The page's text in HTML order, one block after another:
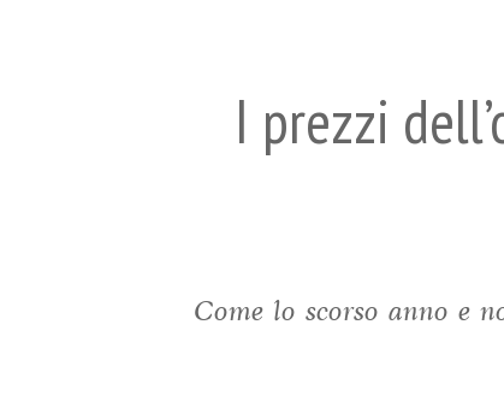
I prezzi
Come lo scorso anno e